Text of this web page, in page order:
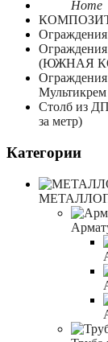
Home
(ЮЖНАЯ
Мультикрем
Столб из
за метр)
Категории